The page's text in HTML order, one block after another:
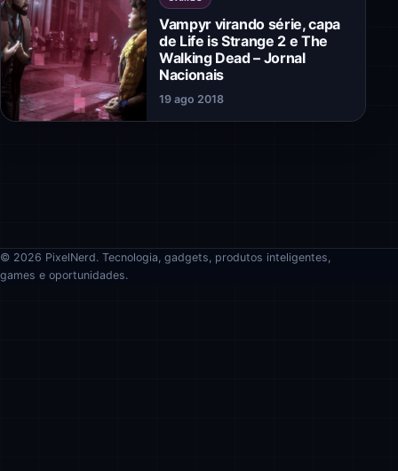
Vampyr virando série, capa
de Life is Strange 2 e The
Walking Dead – Jornal
Nacionais
19 ago 2018
© 2026 PixelNerd. Tecnologia, gadgets, produtos inteligentes,
games e oportunidades.